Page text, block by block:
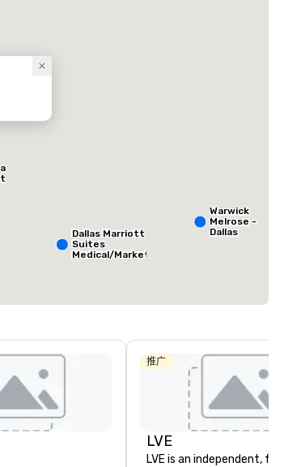
最大的房间:
3,400 平方英尺
会议空间总量
Crowne
Dallas
Downtown
Dallas Marriott
Suites
Medical/Market
Warwick
Melrose -
Dallas
推广
LVE
LVE is an independent, family